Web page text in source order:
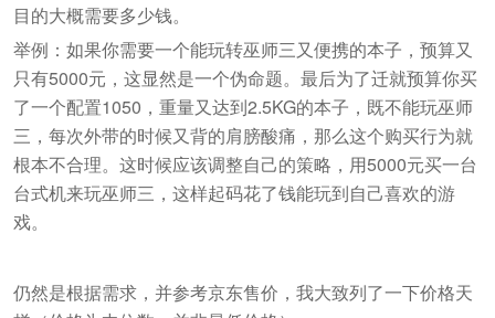
目的大概需要多少钱。
举例：如果你需要一个能玩转巫师三又便携的本子，预算又
只有5000元，这显然是一个伪命题。最后为了迁就预算你买
了一个配置1050，重量又达到2.5KG的本子，既不能玩巫师
三，每次外带的时候又背的肩膀酸痛，那么这个购买行为就
根本不合理。这时候应该调整自己的策略，用5000元买一台
台式机来玩巫师三，这样起码花了钱能玩到自己喜欢的游
戏。
仍然是根据需求，并参考京东售价，我大致列了一下价格天